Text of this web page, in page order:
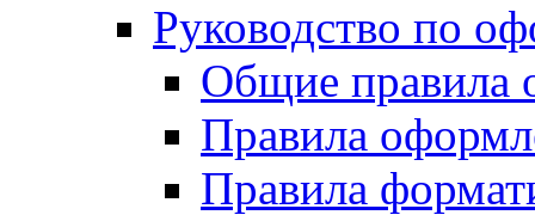
Руководство по
Общие правила
Правила
Правила